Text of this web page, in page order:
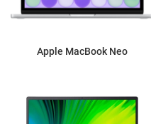
Apple MacBook Neo